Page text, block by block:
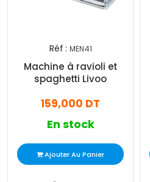
Réf : MEN41
Machine à ravioli et
spaghetti Livoo
159,000 DT
En stock
Ajouter Au Panier